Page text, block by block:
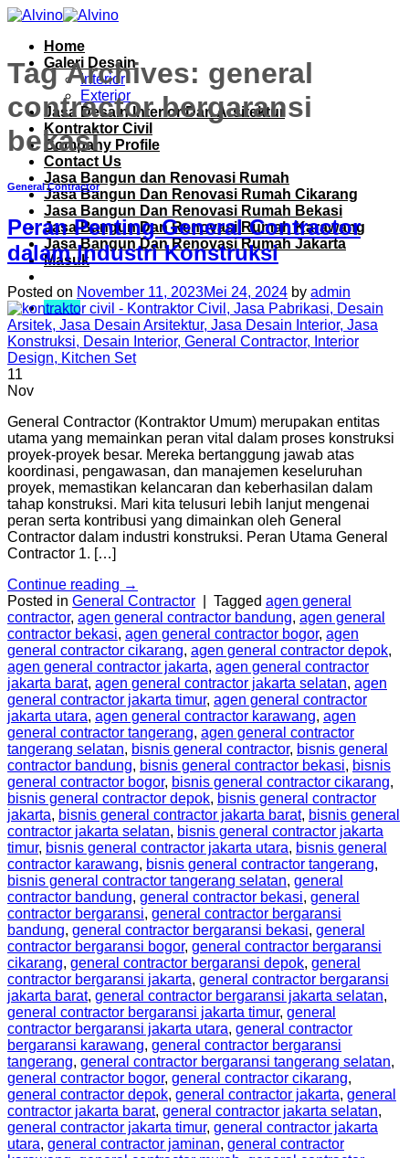
Skip
contentHome
Galeri Desain
Interior
Exterior
Jasa Desain Interior Dan Arsitektur
Kontraktor Civil
Company Profile
Contact Us
Jasa Bangun dan Renovasi Rumah
Jasa Bangun Dan Renovasi Rumah Cikarang
Jasa Bangun Dan Renovasi Rumah Bekasi
Jasa Bangun Dan Renovasi Rumah Karawang
Jasa Bangun Dan Renovasi Rumah Jakarta
Masuk
Menu
Tag Archives: general
contractor bergaransi
bekasi
General Contractor
Peran Penting General Contractor
dalam Industri Konstruksi
Posted on November 11, 2023Mei 24, 2024 by admin
11
Nov
General Contractor (Kontraktor Umum) merupakan entitas
utama yang memainkan peran vital dalam proses konstruksi
proyek-proyek besar. Mereka bertanggung jawab atas
koordinasi, pengawasan, dan manajemen keseluruhan
proyek, memastikan kelancaran dan keberhasilan dalam
tahap konstruksi. Mari kita telusuri lebih lanjut mengenai
peran serta kontribusi yang dimainkan oleh General
Contractor dalam industri konstruksi. Peran Utama General
Contractor 1. […]
Continue reading →
Posted in General Contractor Tagged agen general
contractor, agen general contractor bandung, agen general
contractor bekasi, agen general contractor bogor, agen
general contractor cikarang, agen general contractor depok,
agen general contractor jakarta, agen general contractor
jakarta barat, agen general contractor jakarta selatan, agen
general contractor jakarta timur, agen general contractor
jakarta utara, agen general contractor karawang, agen
general contractor tangerang, agen general contractor
tangerang selatan, bisnis general contractor, bisnis general
contractor bandung, bisnis general contractor bekasi, bisnis
general contractor bogor, bisnis general contractor cikarang,
bisnis general contractor depok, bisnis general contractor
jakarta, bisnis general contractor jakarta barat, bisnis general
contractor jakarta selatan, bisnis general contractor jakarta
timur, bisnis general contractor jakarta utara, bisnis general
contractor karawang, bisnis general contractor tangerang,
bisnis general contractor tangerang selatan, general
contractor bandung, general contractor bekasi, general
contractor bergaransi, general contractor bergaransi
bandung, general contractor bergaransi bekasi, general
contractor bergaransi bogor, general contractor bergaransi
cikarang, general contractor bergaransi depok, general
contractor bergaransi jakarta, general contractor bergaransi
jakarta barat, general contractor bergaransi jakarta selatan,
general contractor bergaransi jakarta timur, general
contractor bergaransi jakarta utara, general contractor
bergaransi karawang, general contractor bergaransi
tangerang, general contractor bergaransi tangerang selatan,
general contractor bogor, general contractor cikarang,
general contractor depok, general contractor jakarta, general
contractor jakarta barat, general contractor jakarta selatan,
general contractor jakarta timur, general contractor jakarta
utara, general contractor jaminan, general contractor